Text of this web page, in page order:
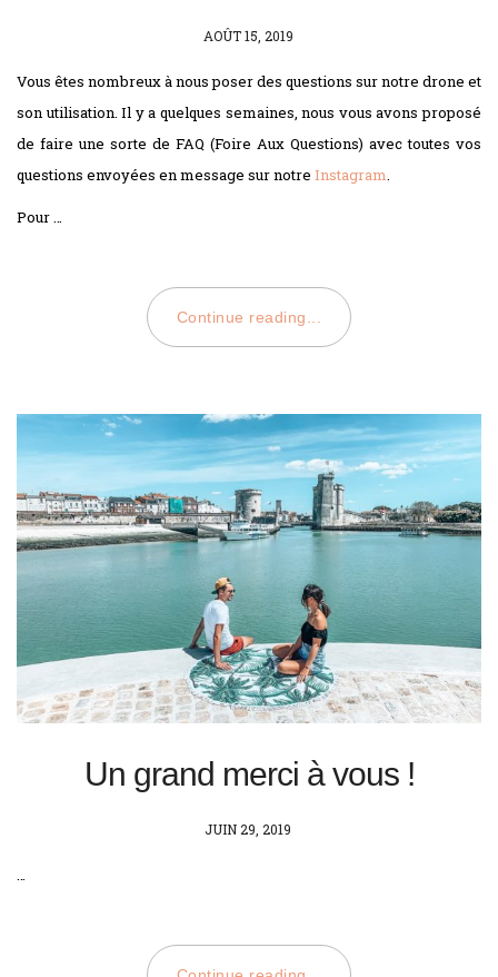
POSTED
AOÛT 15, 2019
Vous êtes nombreux à nous poser des questions sur notre drone et
son utilisation. Il y a quelques semaines, nous vous avons proposé
de faire une sorte de FAQ (Foire Aux Questions) avec toutes vos
questions envoyées en message sur notre Instagram.
Pour …
Continue reading...
Un grand merci à vous !
POSTED
JUIN 29, 2019
…